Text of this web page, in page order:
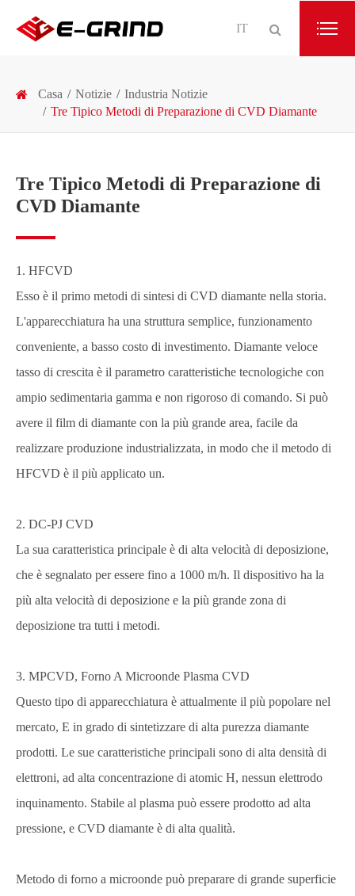
IT
Casa Notizie
Industria Notizie
Tre Tipico Metodi di Preparazione di CVD Diamante
Tre Tipico Metodi di Preparazione di
CVD Diamante
1. HFCVD
Esso è il primo metodi di sintesi di CVD diamante nella storia.
L'apparecchiatura ha una struttura semplice, funzionamento
conveniente, a basso costo di investimento. Diamante veloce
tasso di crescita è il parametro caratteristiche tecnologiche con
ampio sedimentaria gamma e non rigoroso di comando. Si può
avere il film di diamante con la più grande area, facile da
realizzare produzione industrializzata, in modo che il metodo di
HFCVD è il più applicato un.
2. DC-PJ CVD
La sua caratteristica principale è di alta velocità di deposizione,
che è segnalato per essere fino a 1000 m/h. Il dispositivo ha la
più alta velocità di deposizione e la più grande zona di
deposizione tra tutti i metodi.
3. MPCVD, Forno A Microonde Plasma CVD
Questo tipo di apparecchiatura è attualmente il più popolare nel
mercato, E in grado di sintetizzare di alta purezza diamante
prodotti. Le sue caratteristiche principali sono di alta densità di
elettroni, ad alta concentrazione di atomic H, nessun elettrodo
inquinamento. Stabile al plasma può essere prodotto ad alta
pressione, e CVD diamante è di alta qualità.
Metodo di forno a microonde può preparare di grande superficie